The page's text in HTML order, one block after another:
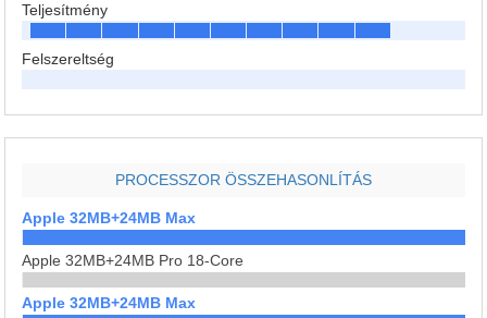
Teljesítmény
Felszereltség
PROCESSZOR ÖSSZEHASONLÍTÁS
Apple 32MB+24MB Max
Apple 32MB+24MB Pro 18-Core
Apple 32MB+24MB Max